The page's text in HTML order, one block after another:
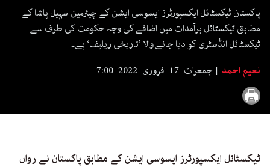
پاکستان ٹیکسٹائل ایکسپورٹرز ایسوسی ایشن کے چیئرمین سہیل پاشا کے
مطابق ٹیکسٹائل برآمدات میں اضافے کی وجہ حکومت کی طرف سے
ٹیکسٹائل انڈسٹری کو دیا جانے والا ’تاریخی ریلیف‘ ہے۔
نعیم احمد
جمعرات 17 فروری 2022 7:00
ٹیکسٹائل ایکسپورٹرز ایسوسی ایشن کے مطابق پاکستان نے رواں